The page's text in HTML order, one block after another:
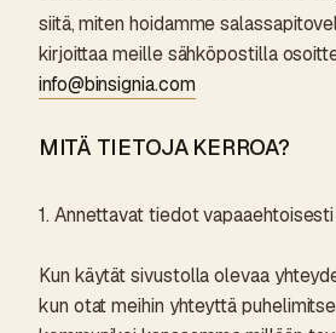
siitä, miten hoidamme
kirjoittaa meille sähköpostilla
info@binsignia.com
MITÄ TIETOJA KERROA?
1. Annettavat tiedot vapaaehtoisesti
Kun käytät sivustolla olevaa
kun otat meihin yhteyttä